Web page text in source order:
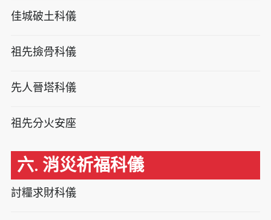
佳城破土科儀
祖先撿骨科儀
先人晉塔科儀
祖先分火安座
六. 消災祈福科儀
討糧求財科儀